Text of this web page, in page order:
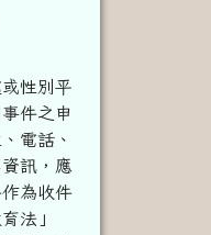
性別平
件之申
電話、
訊， 應
為收件
法」